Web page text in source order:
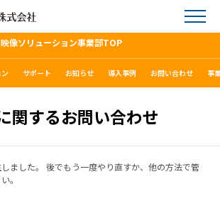
映像ソリューション事業部TOP
サポート お知らせ 導入事例 お問い合わせ 事
関するお問い合わせ
ました。 後でもう一度やり直すか、他の方法で管
。